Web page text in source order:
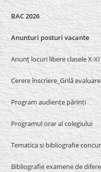
BAC 2026
Anunturi posturi vacante
Anunț locuri libere clasele X-XI
Cerere înscriere_Grilă evaluare
Program audiențe părinți
Programul orar al colegiului
Tematica si bibliografie
Bibliografie examene de